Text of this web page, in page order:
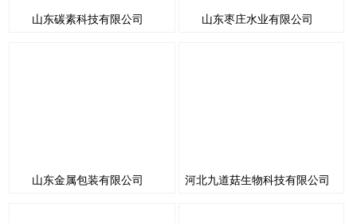
山东碳素科技有限公司 山东枣庄水业有限公司
山东金属包装有限公司 河北九道菇生物科技有限公司